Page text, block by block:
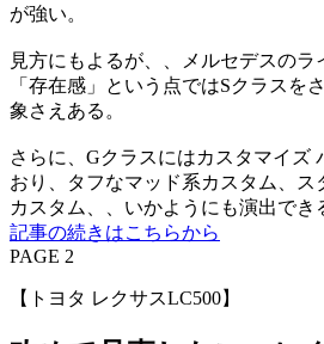
が強い。
見方にもよるが、、メルセデスのラ
「存在感」という点ではSクラスを
象さえある。
さらに、Gクラスにはカスタマイズ
おり、タフなマッド系カスタム、ス
カスタム、、いかようにも演出でき
記事の続きはこちらから
PAGE 2
【トヨタ レクサスLC500】